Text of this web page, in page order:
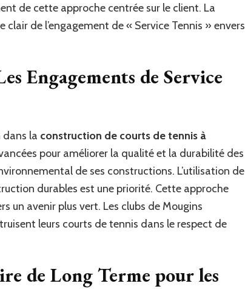
de cette approche centrée sur le client. La
de l’engagement de « Service Tennis » envers
Engagements de Service
dans la construction de courts de tennis à
pour améliorer la qualité et la durabilité des
de ses constructions. L’utilisation de
durables est une priorité. Cette approche
un avenir plus vert. Les clubs de Mougins
leurs courts de tennis dans le respect de
de Long Terme pour les